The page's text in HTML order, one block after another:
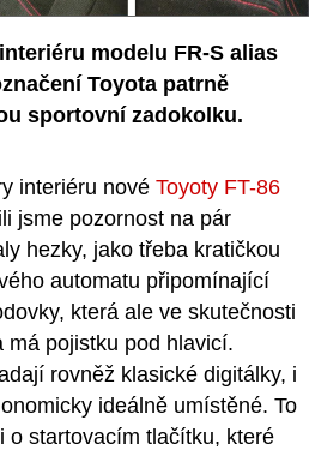
modelu FR-S alias
Toyota patrně
sportovní zadokolku.
interiéru nové Toyoty FT-86
jsme pozornost na pár
hezky, jako třeba kratičkou
automatu připomínající
která ale ve skutečnosti
pojistku pod hlavicí.
rovněž klasické digitálky, i
ideálně umístěné. To
o startovacím tlačítku, které